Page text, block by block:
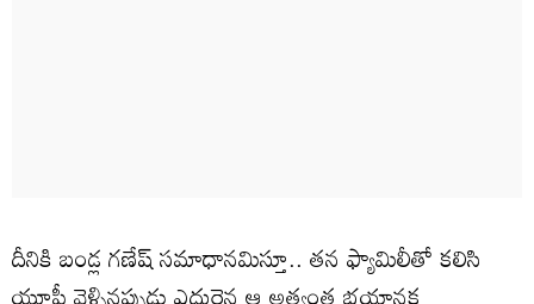
దీనికి బండ్ల గణేష్ సమాధానమిస్తూ.. తన ఫ్యామిలీతో కలిసి